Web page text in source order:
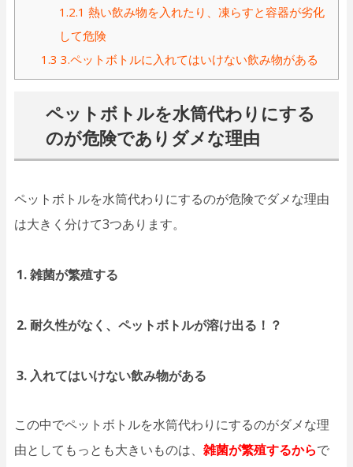
1.2.1 熱い飲み物を入れたり、凍らすと容器が劣化
して危険
1.3 3.ペットボトルに入れてはいけない飲み物がある
ペットボトルを水筒代わりにする
のが危険でありダメな理由
ペットボトルを水筒代わりにするのが危険でダメな理由
は大きく分けて3つあります。
雑菌が繁殖する
耐久性がなく、ペットボトルが溶け出る！？
入れてはいけない飲み物がある
この中でペットボトルを水筒代わりにするのがダメな理
由としてもっとも大きいものは、 雑菌が繁殖するからで